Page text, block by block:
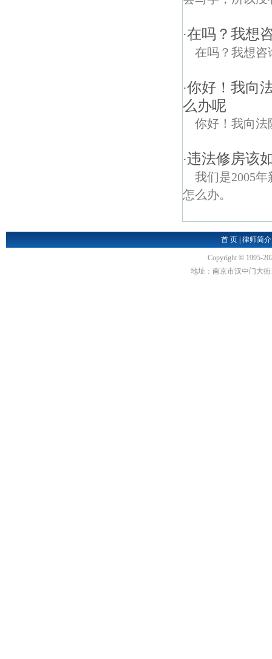
·在吗？我想
在吗？我想咨
·你好！我向
么办呢
你好！我向法
·违法修房该
我们是2005
怎么办。
首 页 |律师简介
Copyright © 1995-
地址：南京市汉中门大街